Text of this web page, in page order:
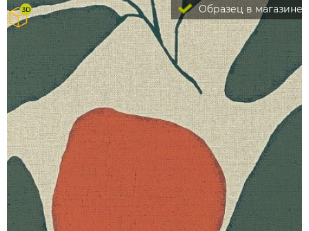
Образец в магазине